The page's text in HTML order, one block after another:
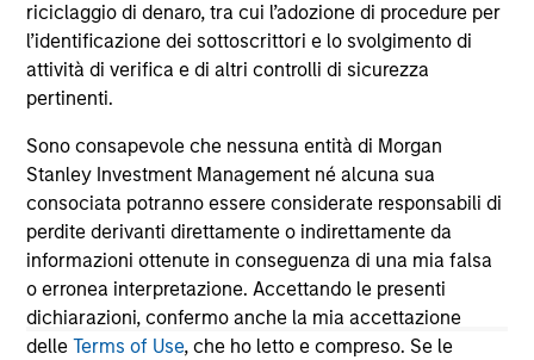
riciclaggio di denaro, tra cui l’adozione di procedure per
l’identificazione dei sottoscrittori e lo svolgimento di
attività di verifica e di altri controlli di sicurezza
pertinenti.
Sono consapevole che nessuna entità di Morgan
Stanley Investment Management né alcuna sua
consociata potranno essere considerate responsabili di
perdite derivanti direttamente o indirettamente da
informazioni ottenute in conseguenza di una mia falsa
o erronea interpretazione. Accettando le presenti
dichiarazioni, confermo anche la mia accettazione
delleTerms of Use, che ho letto e compreso. Se le
May not represent all Team Members.
The information on this page is for informational
purposes only. The information contained herein does
not constitute and should not be construed as an
offering of advisory services or an offer to sell or a
solicitation of an offer to buy any securities in any
jurisdiction in which such offer or solicitation,
purchase or sale would be unlawful under the
securities, insurance or other laws of such jurisdiction.
All investing involves risks, including a loss of principal.